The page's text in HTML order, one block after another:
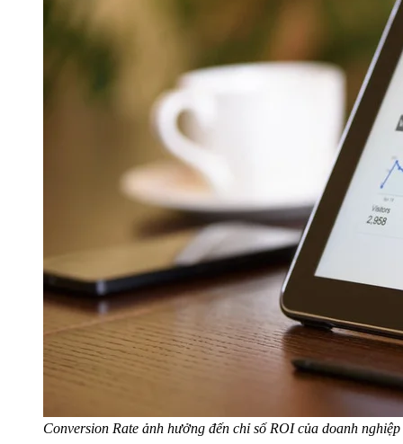
Conversion Rate ảnh hưởng đến chỉ số ROI của doanh nghiệp